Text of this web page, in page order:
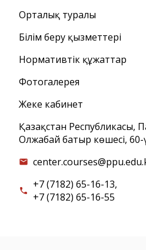
Орталық туралы
Білім беру қызметтері
Нормативтік құжаттар
Фотогалерея
Жеке кабинет
Қазақстан Республикасы,
Олжабай батыр көшесі, 60-
email
call
+7 (7182) 65-16-13,
+7 (7182) 65-16-55